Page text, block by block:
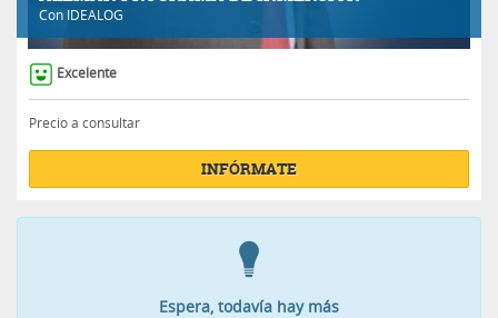
Con IDEALOG
Excelente
Precio a consultar
INFÓRMATE
Espera, todavía hay más